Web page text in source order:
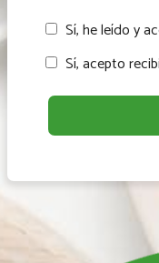
Sí, he leído y
Sí, acepto